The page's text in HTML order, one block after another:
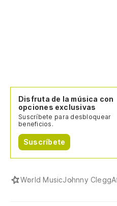
Disfruta de la música con
opciones exclusivas
Suscríbete para desbloquear
beneficios.
Suscríbete
World MusicJohnny Clegg